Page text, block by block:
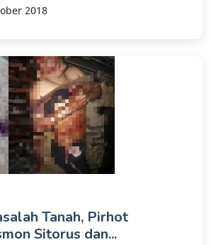
2018
Tanah, Pirhot
Sitorus dan...